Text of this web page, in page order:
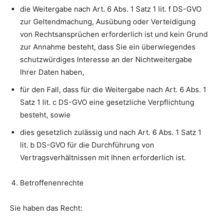
die Weitergabe nach Art. 6 Abs. 1 Satz 1 lit. f DS-GVO
zur Geltendmachung, Ausübung oder Verteidigung
von Rechtsansprüchen erforderlich ist und kein Grund
zur Annahme besteht, dass Sie ein überwiegendes
schutzwürdiges Interesse an der Nichtweitergabe
Ihrer Daten haben,
für den Fall, dass für die Weitergabe nach Art. 6 Abs. 1
Satz 1 lit. c DS-GVO eine gesetzliche Verpflichtung
besteht, sowie
dies gesetzlich zulässig und nach Art. 6 Abs. 1 Satz 1
lit. b DS-GVO für die Durchführung von
Vertragsverhältnissen mit Ihnen erforderlich ist.
Betroffenenrechte
Sie haben das Recht: